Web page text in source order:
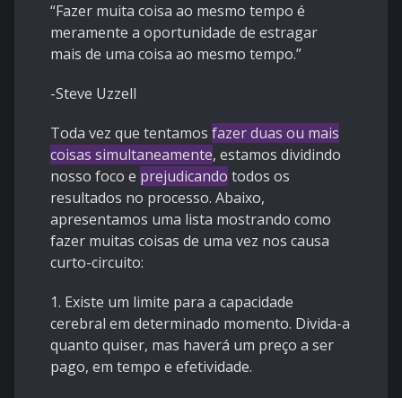
“Fazer muita coisa ao mesmo tempo é
meramente a oportunidade de estragar
mais de uma coisa ao mesmo tempo.”
-Steve Uzzell
Toda vez que tentamos fazer duas ou mais
coisas simultaneamente, estamos dividindo
nosso foco e prejudicando todos os
resultados no processo. Abaixo,
apresentamos uma lista mostrando como
fazer muitas coisas de uma vez nos causa
curto-circuito:
1. Existe um limite para a capacidade
cerebral em determinado momento. Divida-a
quanto quiser, mas haverá um preço a ser
pago, em tempo e efetividade.